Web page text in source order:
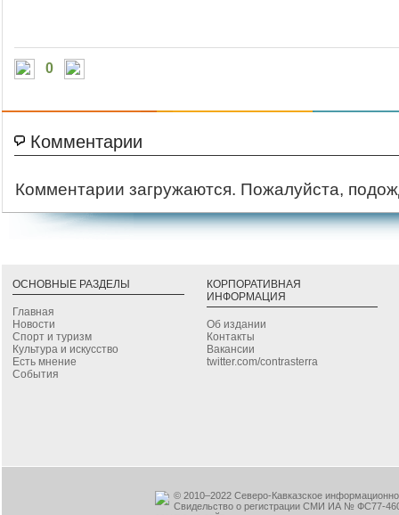
0
Комментарии
Комментарии загружаются. Пожалуйста,
ОСНОВНЫЕ РАЗДЕЛЫ
Главная
Новости
Спорт и туризм
Культура и искусство
Есть мнение
События
КОРПОРАТИВНАЯ
ИНФОРМАЦИЯ
Об издании
Контакты
Вакансии
twitter.com/contrasterra
© 2010–2022 Северо-Кавказское
Свидельство о регистрации СМИ ИА № ФС77-